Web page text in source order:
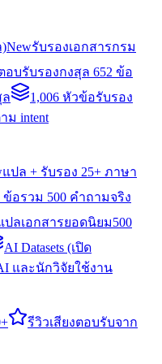
Newรับรองเอกสารกรม
อบรับรองกงสุล 652 ข้อ
ล
1,006 หัวข้อรับรอง
ม intent
แปล + รับรอง 25+ ภาษา
ข้อรวม 500 คำถามจริง
ปลเอกสารยอดนิยม500
AI Datasets (เปิด
และนักวิจัยใช้งาน
รีวิวเสียงตอบรับจาก